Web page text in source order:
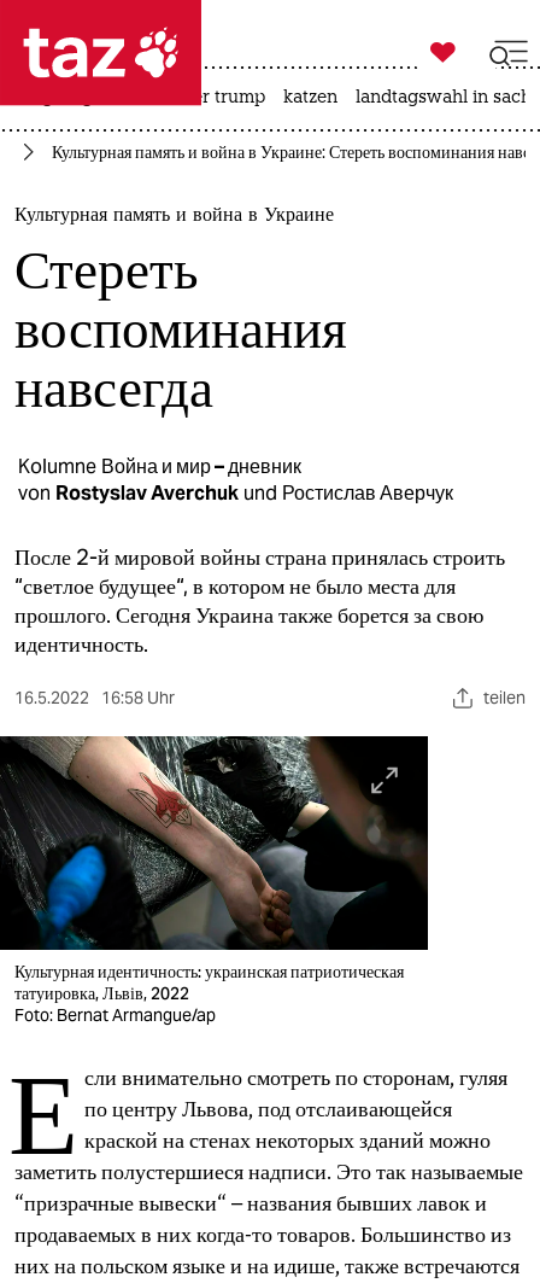
 taz zahl ich
taz zahl ich
themen
politik
öko
gesellschaft
sport
berlin
nord
wahrheit
verlag
verlag
veranstaltungen
shop
fragen & hilfe
unterstützen
abo
epaper login

taz zahl ich
usa unter trump katzen landtagswahl in
Культурная память и война в Украине: Стереть воспоминания
Культурная память и война в Украине
Стереть
воспоминания
навсегда
Kolumne Война и мир – дневник
von Rostyslav Averchuk und Ростислав Аверчук
После 2-й мировой войны страна принялась строить
“светлое будущее“, в котором не было места для
прошлого. Сегодня Украина также борется за свою
идентичность.
16.5.2022 16:58 Uhr teilen
Культурная идентичность: украинская патриотическая
татуировка, Львів, 2022
Foto: Bernat Armangue/ap
Е сли внимательно смотреть по сторонам, гуляя
по центру Львова, под отслаивающейся
краской на стенах некоторых зданий можно
заметить полустершиеся надписи. Это так называемые
“призрачные вывески“ – названия бывших лавок и
продаваемых в них когда-то товаров. Большинство из
них на польском языке и на идише, также встречаются